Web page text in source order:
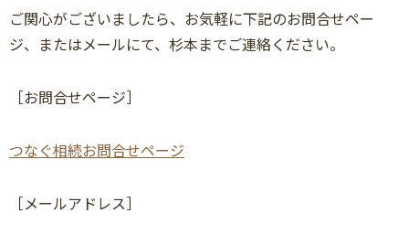
ご関心がございましたら、お気軽に下記のお問合せペー
ジ、またはメールにて、杉本までご連絡ください。
［お問合せページ］
つなぐ相続お問合せページ
［メールアドレス］